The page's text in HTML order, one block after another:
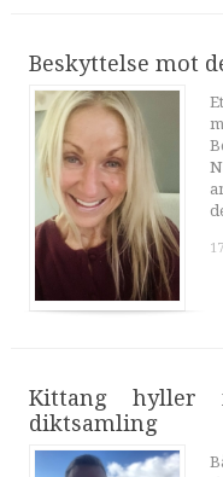
Beskyttelse mot
Kittang hyller
diktsamling